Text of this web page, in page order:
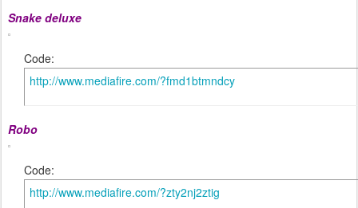
Snake deluxe
Code:
http://www.mediafire.com/?fmd1btmndcy
Robo
Code:
http://www.mediafire.com/?zty2nj2ztig